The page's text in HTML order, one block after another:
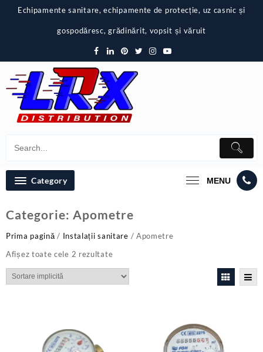
Echipamente sanitare, echipamente de protecție, uz casnic și
gospodăresc, grădinărit, vopsit și văruit
Category MENU
Categorie: Apometre
Prima pagină/ Instalații sanitare / Apometre
Afișez toate cele 2 rezultate